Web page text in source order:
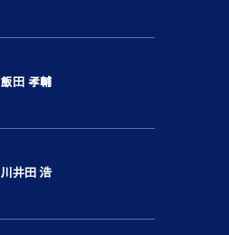
飯田 孝輔
川井田 浩